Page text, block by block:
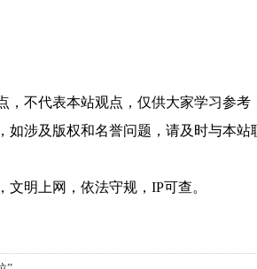
，不代表本站观点，仅供大家学习参考
如涉及版权和名誉问题，请及时与本站
明上网，依法守规，IP可查。